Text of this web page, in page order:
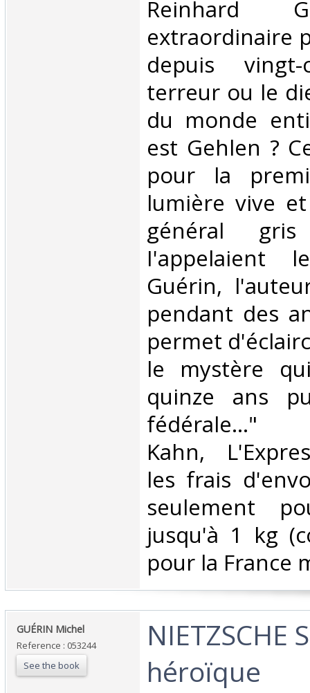
Reinhard
extraordinaire
depuis
terreur ou le
du monde
est Gehlen ?
pour la
lumière vive
général
I'appelaient
Guérin,
pendant des
permet
le mystère
quinze ans
fédérale..."
Kahn,
les frais
seulement
jusqu'à 1 kg
pour la France
‎GUÉRIN Michel ‎
Reference : 053244
See the book
‎NIETZSCHE
héroïque ‎